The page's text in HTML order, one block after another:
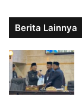
Berita Lainnya